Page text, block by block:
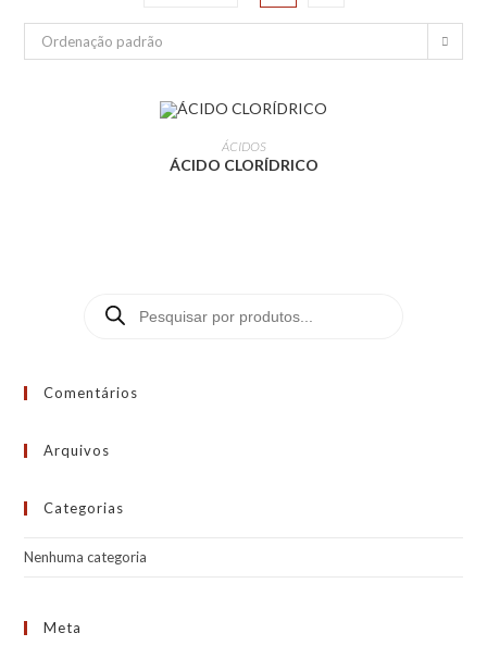
Ordenação padrão
LEIA MAIS
ÁCIDOS
ÁCIDO CLORÍDRICO
Comentários
Arquivos
Categorias
Nenhuma categoria
Meta